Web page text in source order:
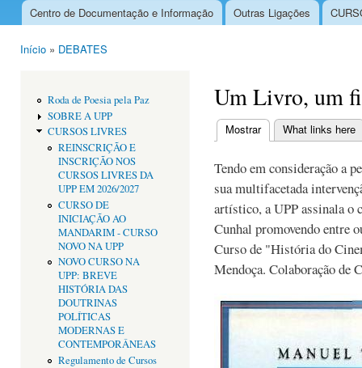
Menu principal
Centro de Documentação e Informação Outras Ligações
Início » DEBATES
Roda de Poesia pela Paz
SOBRE A UPP
CURSOS LIVRES
REINSCRIÇÃO E
INSCRIÇÃO NOS
CURSOS LIVRES DA
UPP EM 2026/2027
CURSO DE
INICIAÇÃO AO
MANDARIM - CURSO
NOVO NA UPP
NOVO CURSO NA
UPP: BREVE
HISTÓRIA DAS
DOUTRINAS
POLÍTICAS
MODERNAS E
CONTEMPORÂNEAS
Regulamento de Cursos
Um Livro, um
Separadores
Mostrar(separador ativo)
What links here
Tendo em consideração a
sua multifacetada
artístico, a UPP assinala o
Cunhal promovendo entre
Curso de "História do
Mendoça. Colaboração de